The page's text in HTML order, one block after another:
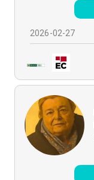
2026-02-27